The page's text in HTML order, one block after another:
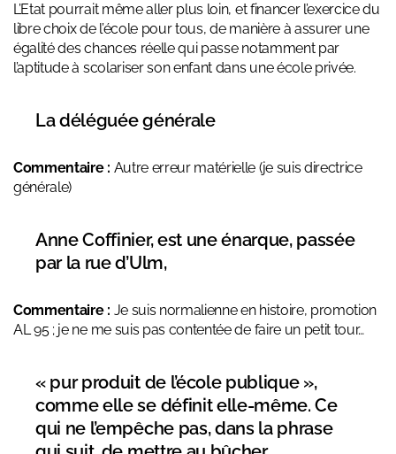
L’Etat pourrait même aller plus loin, et financer l’exercice du
libre choix de l’école pour tous, de manière à assurer une
égalité des chances réelle qui passe notamment par
l’aptitude à scolariser son enfant dans une école privée.
La déléguée générale
Commentaire : Autre erreur matérielle (je suis directrice
générale)
Anne Coffinier, est une énarque, passée
par la rue d’Ulm,
Commentaire : Je suis normalienne en histoire, promotion
AL 95 ; je ne me suis pas contentée de faire un petit tour…
« pur produit de l’école publique »,
comme elle se définit elle-même. Ce
qui ne l’empêche pas, dans la phrase